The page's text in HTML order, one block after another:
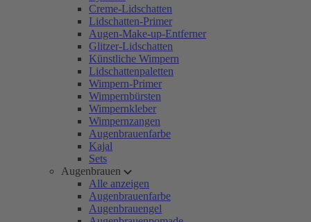
Creme-Lidschatten
Lidschatten-Primer
Augen-Make-up-Entferner
Glitzer-Lidschatten
Künstliche Wimpern
Lidschattenpaletten
Wimpern-Primer
Wimpernbürsten
Wimpernkleber
Wimpernzangen
Augenbrauenfarbe
Kajal
Sets
Augenbrauen
Alle anzeigen
Augenbrauenfarbe
Augenbrauengel